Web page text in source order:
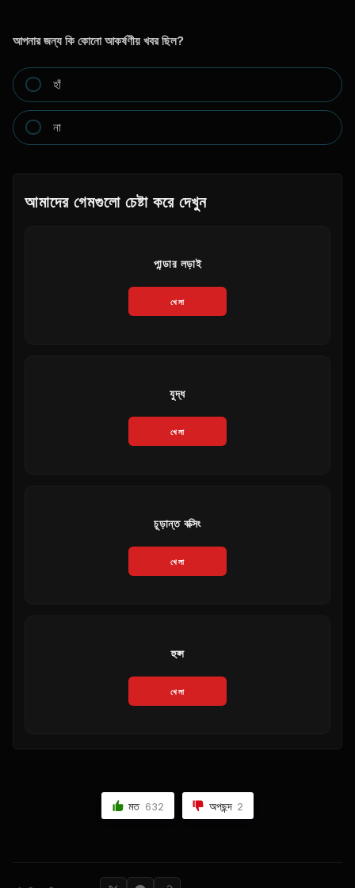
আপনার জন্য কি কোনো আকর্ষণীয় খবর ছিল?
হাঁ
না
আমাদের গেমগুলো চেষ্টা করে দেখুন
পান্ডার লড়াই
খেলা
যুদ্ধ
খেলা
চূড়ান্ত বক্সিং
খেলা
হুপ্স
খেলা
মত 632 অপছন্দ 2